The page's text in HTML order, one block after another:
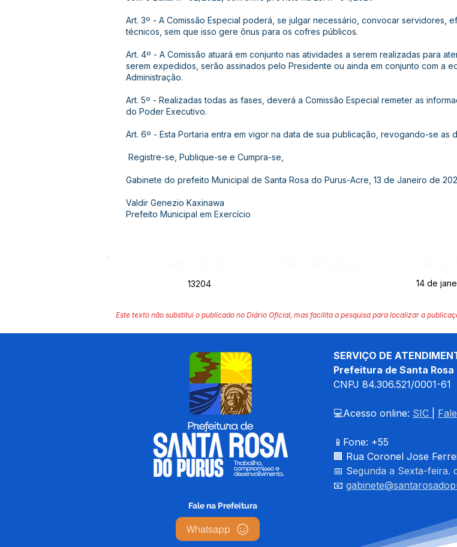
Art. 3º - A Comissão Especial poderá, se julgar necessário, convocar servidores,
técnicos, sem que isso gere ônus para os cofres públicos.
Art. 4º - A Comissão atuará em conjunto nas atividades a serem realizadas para
serem expedidos, serão assinados pelo Presidente ou ainda em conjunto com a
Administração.
Art. 5º - Realizadas todas as fases, deverá a Comissão Especial remeter as
do Poder Executivo.
Art. 6º - Esta Portaria entra em vigor na data de sua publicação, revogando-se as
Registre-se, Publique-se e Cumpra-se,
Gabinete do prefeito Municipal de Santa Rosa do Purus-Acre, 13 de Janeiro de
Valdir Genezio Kaxinawa
Prefeito Municipal em Exercício
13204
14 de
Este texto não substitui o publicado no Diário Oficial, mas facilita a pesquisa para localizar a
SERVIÇO DE
Prefeitura de Santa
CNPJ 84.306.521/0001-61
💻Acesso online: SIC
📱Fone: +55
🏢 Rua Coronel Jose
📅 Segunda a Sexta-feira.
📧
Fale na Prefeitura
Whatsapp